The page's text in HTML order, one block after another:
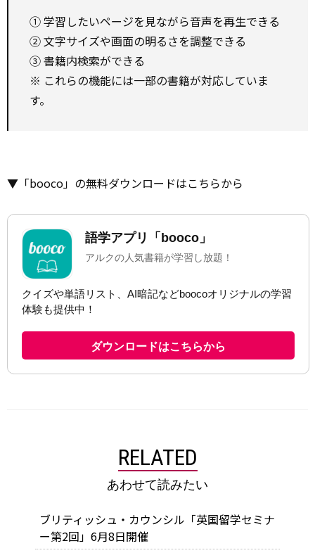
① 学習したいページを見ながら音声を再生できる
② 文字サイズや画面の明るさを調整できる
③ 書籍内検索ができる
※ これらの機能には一部の書籍が対応していま
す。
▼「booco」の無料ダウンロードはこちらから
RELATED
あわせて読みたい
ブリティッシュ・カウンシル「英国留学セミナ
ー第2回」6月8日開催